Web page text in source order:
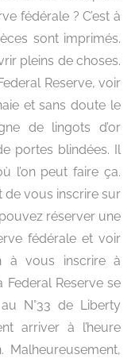
fédérale ? C’est à
sont imprimés.
pleins de choses.
Reserve, voir
et sans doute le
de lingots d’or
portes blindées. Il
l’on peut faire ça.
de vous inscrire sur
réserver une
fédérale et voir
à vous inscrire à
Federal Reserve se
N°33 de Liberty
arriver à l’heure
Malheureusement,